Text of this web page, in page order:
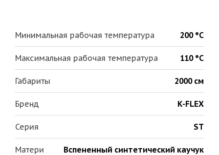
Минимальная рабочая температура 200 °С
Максимальная рабочая температура 110 °С
Габариты 2000 см
Бренд K-FLEX
Серия ST
Матери
Вспененный синтетический каучук